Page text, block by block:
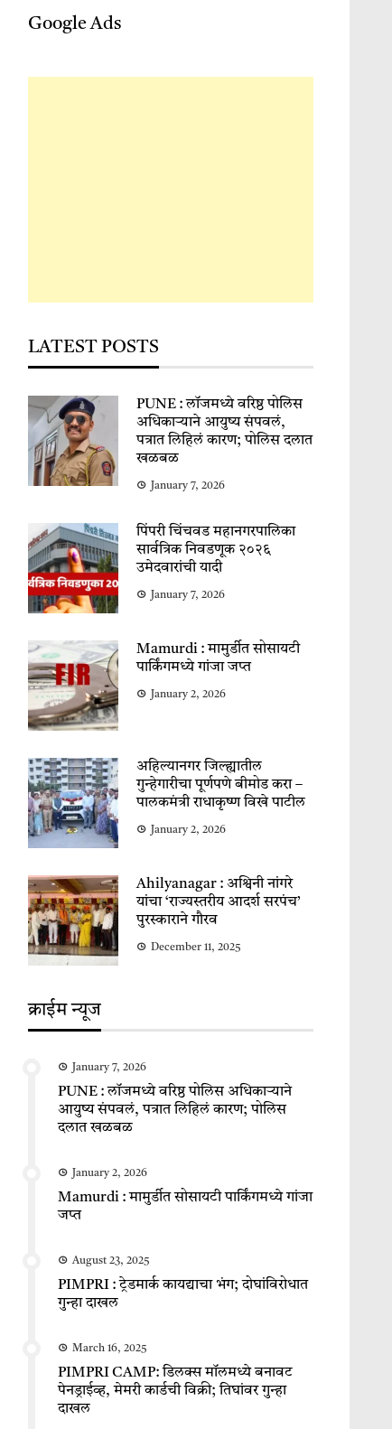
Google Ads
LATEST POSTS
PUNE : लॉजमध्ये वरिष्ठ पोलिस
अधिकाऱ्याने आयुष्य संपवलं,
पत्रात लिहिलं कारण; पोलिस दलात
खळबळ
January 7, 2026
पिंपरी चिंचवड महानगरपालिका
सार्वत्रिक निवडणूक २०२६
उमेदवारांची यादी
January 7, 2026
Mamurdi : मामुर्डीत सोसायटी
पार्किंगमध्ये गांजा जप्त
January 2, 2026
अहिल्यानगर जिल्ह्यातील
गुन्हेगारीचा पूर्णपणे बीमोड करा –
पालकमंत्री राधाकृष्ण विखे पाटील
January 2, 2026
Ahilyanagar : अश्विनी नांगरे
यांचा ‘राज्यस्तरीय आदर्श सरपंच’
पुरस्काराने गौरव
December 11, 2025
क्राईम न्यूज
January 7, 2026
PUNE : लॉजमध्ये वरिष्ठ पोलिस अधिकाऱ्याने
आयुष्य संपवलं, पत्रात लिहिलं कारण; पोलिस
दलात खळबळ
January 2, 2026
Mamurdi : मामुर्डीत सोसायटी पार्किंगमध्ये गांजा
जप्त
August 23, 2025
PIMPRI : ट्रेडमार्क कायद्याचा भंग; दोघांविरोधात
गुन्हा दाखल
March 16, 2025
PIMPRI CAMP: डिलक्स मॉलमध्ये बनावट
पेनड्राईव्ह, मेमरी कार्डची विक्री; तिघांवर गुन्हा
दाखल